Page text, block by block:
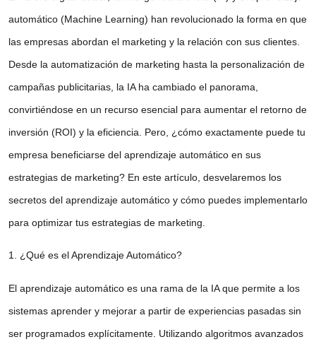
automático (Machine Learning) han revolucionado la forma en que
las empresas abordan el marketing y la relación con sus clientes.
Desde la automatización de marketing hasta la personalización de
campañas publicitarias, la IA ha cambiado el panorama,
convirtiéndose en un recurso esencial para aumentar el retorno de
inversión (ROI) y la eficiencia. Pero, ¿cómo exactamente puede tu
empresa beneficiarse del aprendizaje automático en sus
estrategias de marketing? En este artículo, desvelaremos los
secretos del aprendizaje automático y cómo puedes implementarlo
para optimizar tus estrategias de marketing.
1. ¿Qué es el Aprendizaje Automático?
El aprendizaje automático es una rama de la IA que permite a los
sistemas aprender y mejorar a partir de experiencias pasadas sin
ser programados explícitamente. Utilizando algoritmos avanzados